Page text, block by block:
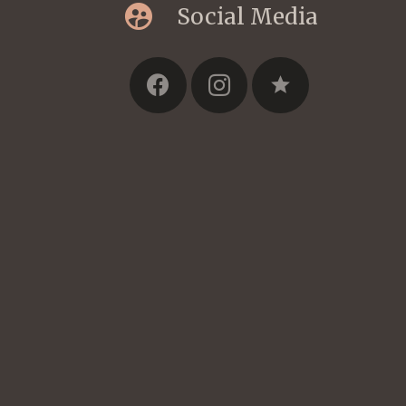
supervised_user_circle Social Media
star